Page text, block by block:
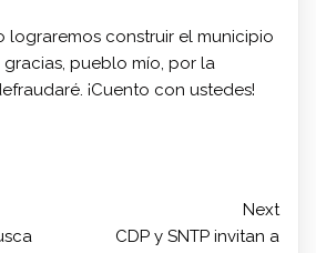
lograremos construir el municipio
pueblo mío, por la
¡Cuento con ustedes!
Next
CDP y SNTP invitan a